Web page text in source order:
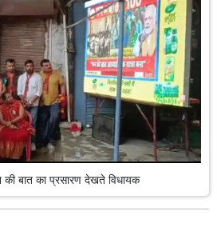
की बात का प्रसारण देखते विधायक